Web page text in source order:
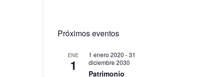
Próximos eventos
ENE
1
1 enero 2020 -31
diciembre 2030
Patrimonio